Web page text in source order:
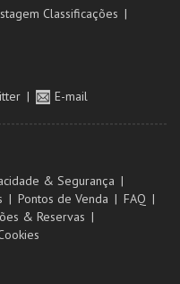
Classificações
E-mail
& Segurança
Pontos de Venda
FAQ
& Reservas